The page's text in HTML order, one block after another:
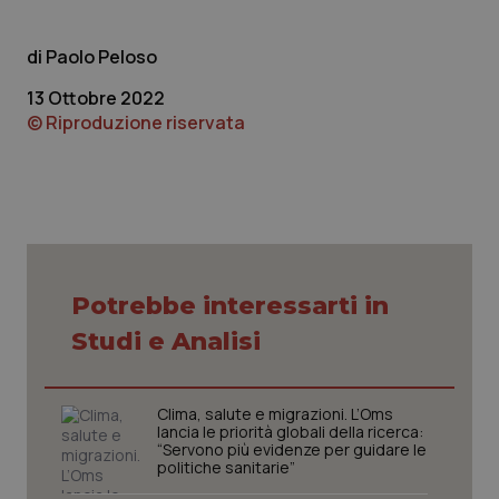
Paolo Peloso
13 Ottobre 2022
© Riproduzione riservata
Potrebbe interessarti in
Studi e Analisi
Clima, salute e migrazioni. L’Oms
lancia le priorità globali della ricerca:
“Servono più evidenze per guidare le
politiche sanitarie”